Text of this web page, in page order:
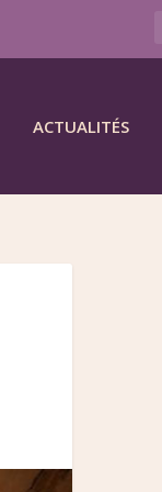
ACTUALITÉS